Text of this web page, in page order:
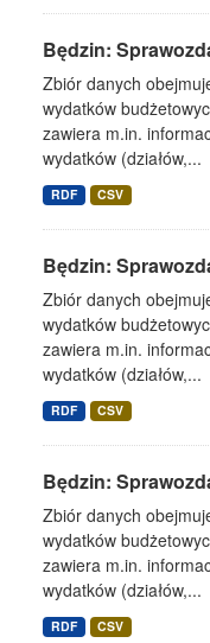
Będzin:
Zbiór danych
wydatków
zawiera m.in.
wydatków (działów,...
RDF CSV
Będzin:
Zbiór danych
wydatków
zawiera m.in.
wydatków (działów,...
RDF CSV
Będzin:
Zbiór danych
wydatków
zawiera m.in.
wydatków (działów,...
RDF CSV